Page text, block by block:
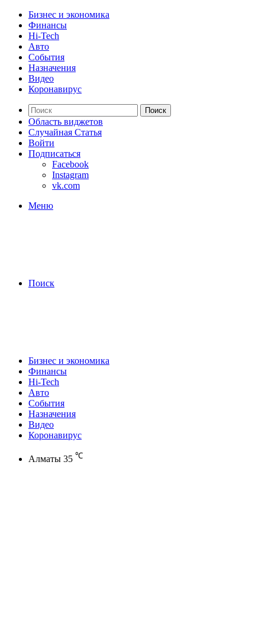
Бизнес и экономика
Финансы
Hi-Tech
Авто
События
Назначения
Видео
Коронавирус
Поиск
Область виджетов
Случайная Статья
Войти
Подписаться
Facebook
Instagram
vk.com
Меню
Поиск
Бизнес и экономика
Финансы
Hi-Tech
Авто
События
Назначения
Видео
Коронавирус
Алматы 35 ℃